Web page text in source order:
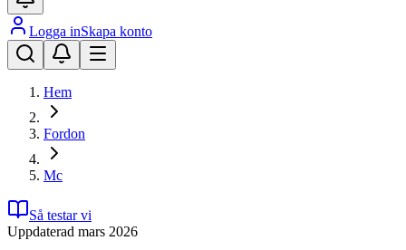
Logga inSkapa konto
Hem
Fordon
Mc
Så testar vi
Uppdaterad mars 2026